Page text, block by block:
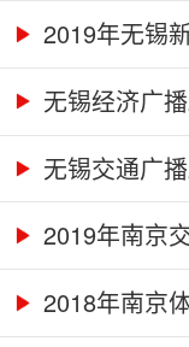
2019年无锡
无锡经济广
无锡交通广
2019年南京
2018年南京